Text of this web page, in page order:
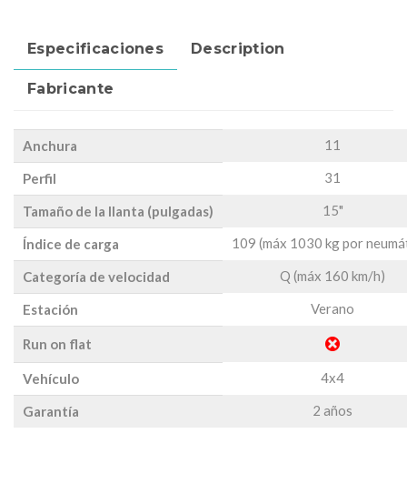
Especificaciones Description
Fabricante
Anchura 11
Perfil 31
Tamaño de la llanta (pulgadas) 15"
Índice de carga 109 (máx 1030 kg por
Categoría de velocidad Q (máx 160 km/h)
Estación Verano
Run on flat
Vehículo 4x4
Garantía 2 años